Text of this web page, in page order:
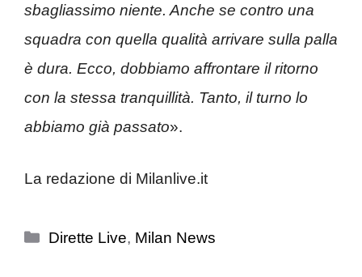
sbagliassimo niente. Anche se contro una
squadra con quella qualità arrivare sulla palla
è dura. Ecco, dobbiamo affrontare il ritorno
con la stessa tranquillità. Tanto, il turno lo
abbiamo già passato».
La redazione di Milanlive.it
Categorie
Dirette Live, Milan News